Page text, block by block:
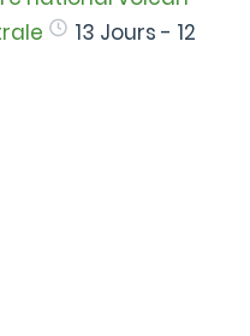
13 Jours - 12